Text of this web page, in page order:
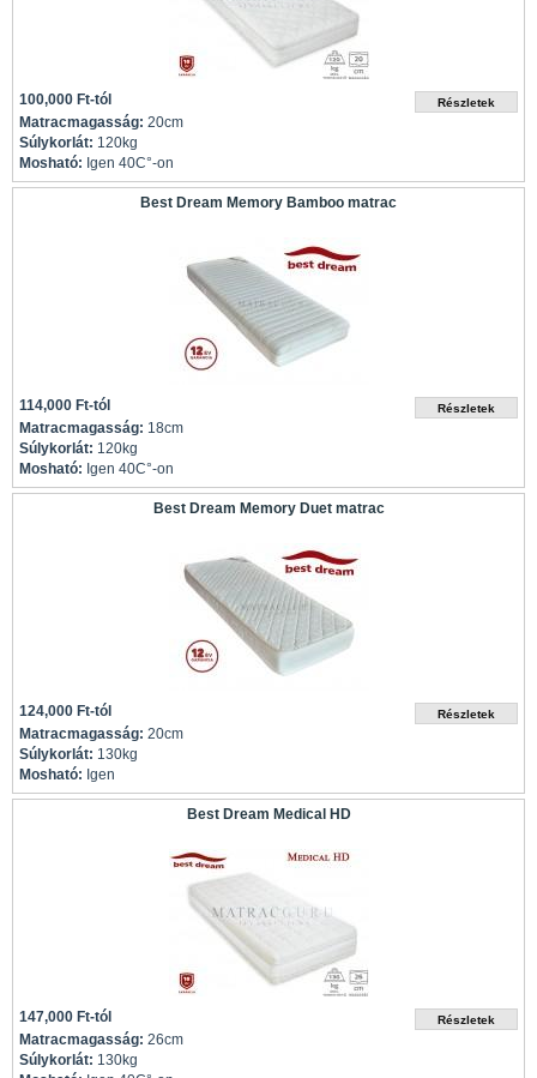
100,000 Ft-tól
Matracmagasság: 20cm
Súlykorlát: 120kg
Mosható: Igen 40C°-on
Best Dream Memory Bamboo matrac
114,000 Ft-tól
Matracmagasság: 18cm
Súlykorlát: 120kg
Mosható: Igen 40C°-on
Best Dream Memory Duet matrac
124,000 Ft-tól
Matracmagasság: 20cm
Súlykorlát: 130kg
Mosható: Igen
Best Dream Medical HD
147,000 Ft-tól
Matracmagasság: 26cm
Súlykorlát: 130kg